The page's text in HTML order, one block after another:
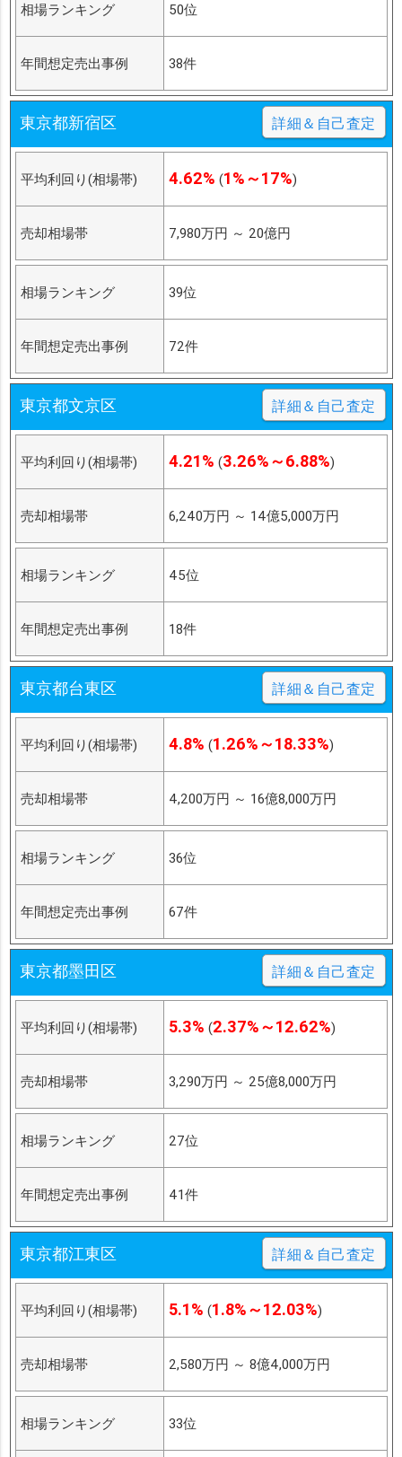
相場ランキング 50位
年間想定売出事例 38件
東京都新宿区 詳細＆自己査定
平均利回り(相場帯) 4.62% (1%～17%)
売却相場帯 7,980万円 ～ 20億円
相場ランキング 39位
年間想定売出事例 72件
東京都文京区 詳細＆自己査定
平均利回り(相場帯) 4.21% (3.26%～6.88%)
売却相場帯 6,240万円 ～ 14億5,000万円
相場ランキング 45位
年間想定売出事例 18件
東京都台東区 詳細＆自己査定
平均利回り(相場帯) 4.8% (1.26%～18.33%)
売却相場帯 4,200万円 ～ 16億8,000万円
相場ランキング 36位
年間想定売出事例 67件
東京都墨田区 詳細＆自己査定
平均利回り(相場帯) 5.3% (2.37%～12.62%)
売却相場帯 3,290万円 ～ 25億8,000万円
相場ランキング 27位
年間想定売出事例 41件
東京都江東区 詳細＆自己査定
平均利回り(相場帯) 5.1% (1.8%～12.03%)
売却相場帯 2,580万円 ～ 8億4,000万円
相場ランキング 33位